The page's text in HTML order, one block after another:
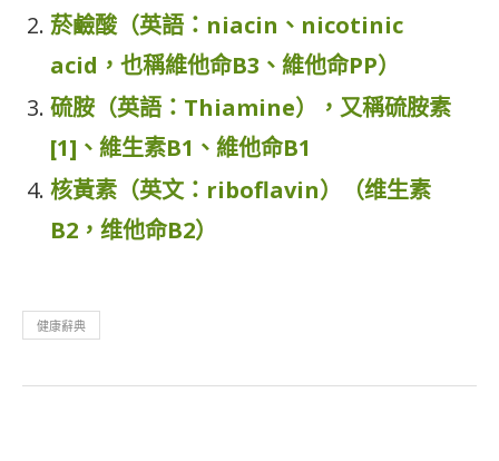
菸鹼酸（英語：niacin、nicotinic
acid，也稱維他命B3、維他命PP）
硫胺（英語：Thiamine），又稱硫胺素
[1]、維生素B1、維他命B1
核黃素（英文：riboflavin）（维生素
B2，维他命B2）
健康辭典